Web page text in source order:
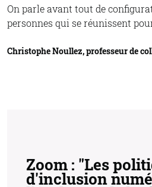
On parle avant tout de
personnes qui se réunissent
Christophe Noullez, professeur de
Zoom : "Les
d'inclusion